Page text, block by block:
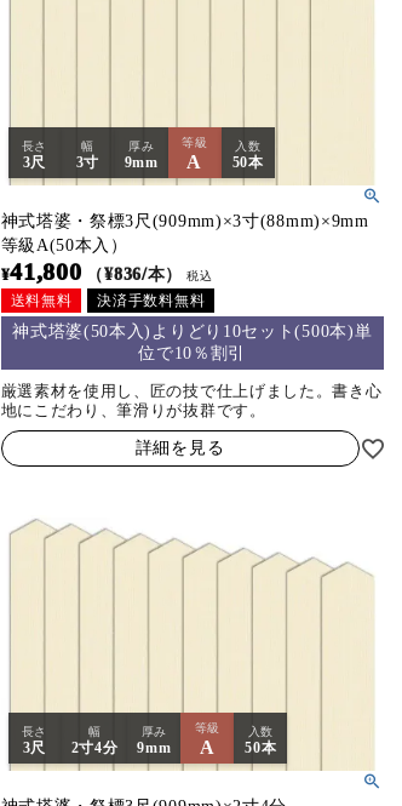
長さ
3尺
幅
3寸
厚み
9mm
等級
A
入数
50本
神式塔婆・祭標3尺(909mm)×3寸(88mm)×9mm
等級A(50本入）
¥41,800 （¥836/本） 税込
送料無料 決済手数料無料
神式塔婆(50本入)よりどり10セット(500本)単
位で10％割引
厳選素材を使用し、匠の技で仕上げました。書き心
地にこだわり、筆滑りが抜群です。
詳細を見る
長さ
3尺
幅
2寸4分
厚み
9mm
等級
A
入数
50本